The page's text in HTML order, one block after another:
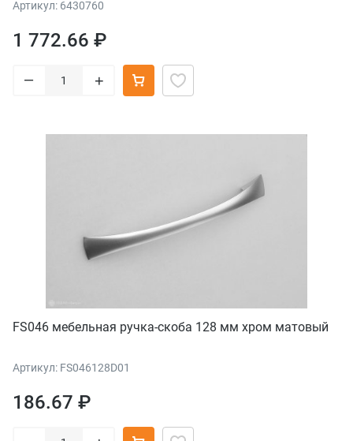
Артикул: 6430760
1 772.66 ₽
– +
FS046 мебельная ручка-скоба 128 мм хром матовый
Артикул: FS046128D01
186.67 ₽